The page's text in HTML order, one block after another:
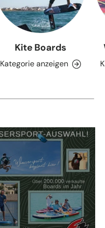
Kite Boards
Kategorie anzeigen